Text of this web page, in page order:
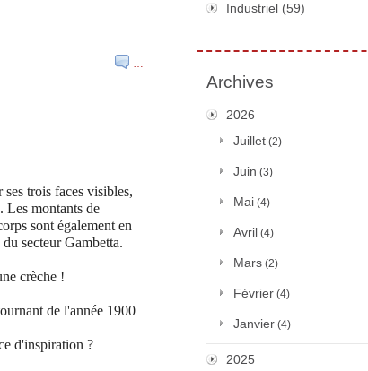
…
trois faces visibles,
Les montants de
sont également en
secteur Gambetta.
crèche !
de l'année 1900
d'inspiration ?
Industriel (59)
Archives
2026
Juillet (2)
Juin (3)
Mai (4)
Avril (4)
Mars (2)
Février (4)
Janvier (4)
2025